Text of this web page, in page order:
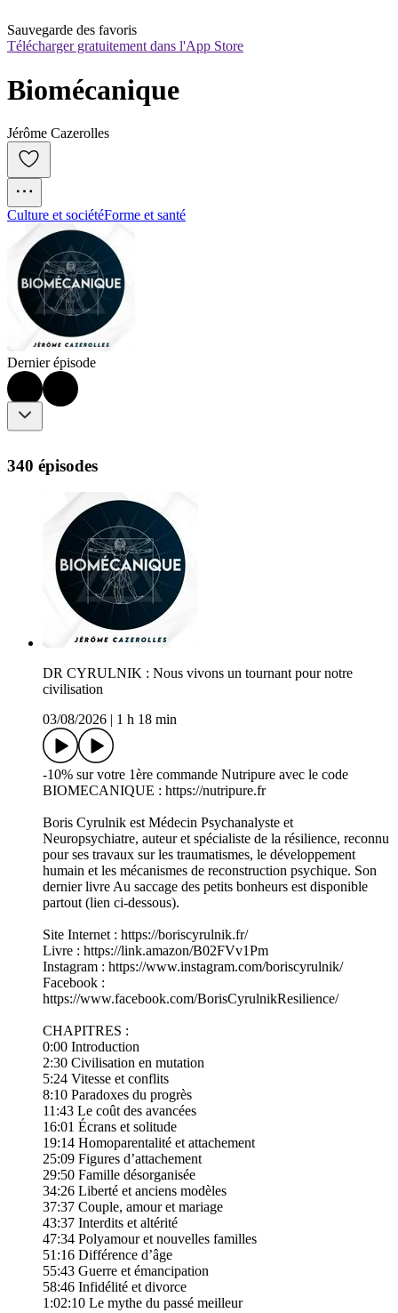
Sauvegarde des favoris
Télécharger gratuitement dans l'App Store
Biomécanique
Jérôme Cazerolles
Culture et sociétéForme et santé
Dernier épisode
340 épisodes
DR CYRULNIK : Nous vivons un tournant pour notre
civilisation
03/08/2026
1 h 18 min
-10% sur votre 1ère commande Nutripure avec le code
BIOMECANIQUE : ⁠⁠⁠⁠⁠⁠https://nutripure.fr⁠⁠
Boris Cyrulnik est Médecin Psychanalyste et
Neuropsychiatre, auteur et spécialiste de la résilience, reconnu
pour ses travaux sur les traumatismes, le développement
humain et les mécanismes de reconstruction psychique. Son
dernier livre Au saccage des petits bonheurs est disponible
partout (lien ci-dessous).
Site Internet : ⁠https://boriscyrulnik.fr/⁠
Livre : ⁠https://link.amazon/B02FVv1Pm⁠
Instagram : ⁠https://www.instagram.com/boriscyrulnik/⁠
Facebook :
⁠https://www.facebook.com/BorisCyrulnikResilience/⁠
CHAPITRES :
0:00 Introduction
2:30 Civilisation en mutation
5:24 Vitesse et conflits
8:10 Paradoxes du progrès
11:43 Le coût des avancées
16:01 Écrans et solitude
19:14 Homoparentalité et attachement
25:09 Figures d’attachement
29:50 Famille désorganisée
34:26 Liberté et anciens modèles
37:37 Couple, amour et mariage
43:37 Interdits et altérité
47:34 Polyamour et nouvelles familles
51:16 Différence d’âge
55:43 Guerre et émancipation
58:46 Infidélité et divorce
1:02:10 Le mythe du passé meilleur